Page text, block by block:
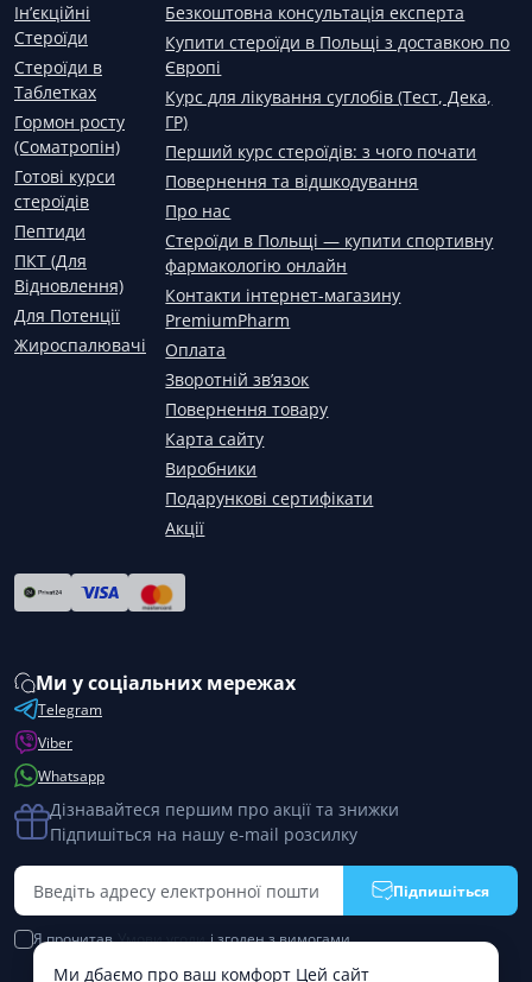
Ін’єкційні
Стероїди
Стероїди в
Таблетках
Гормон росту
(Соматропін)
Готові курси
стероїдів
Пептиди
ПКТ (Для
Відновлення)
Для Потенції
Жироспалювачі
Безкоштовна консультація експерта
Купити стероїди в Польщі з доставкою по
Європі
Курс для лікування суглобів (Тест, Дека,
ГР)
Перший курс стероїдів: з чого почати
Повернення та відшкодування
Про нас
Стероїди в Польщі — купити спортивну
фармакологію онлайн
Контакти інтернет-магазину
PremiumPharm
Оплата
Зворотній зв’язок
Повернення товару
Карта сайту
Виробники
Подарункові сертифікати
Акції
Ми у соціальних мережах
Telegram
Viber
Whatsapp
Дізнавайтеся першим про акції та знижки
Підпишіться на нашу e-mail розсилку
Підпишіться
Я прочитав Умови угоди і згоден з вимогами
Ми дбаємо про ваш комфорт Цей сайт